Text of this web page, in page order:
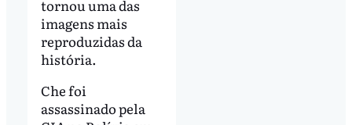
tornou uma das
imagens mais
reproduzidas da
história.
Che foi
assassinado pela